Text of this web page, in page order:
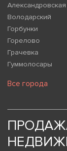
Александровская
Володарский
Горбунки
Горелово
Грачевка
Гуммолосары
Все города